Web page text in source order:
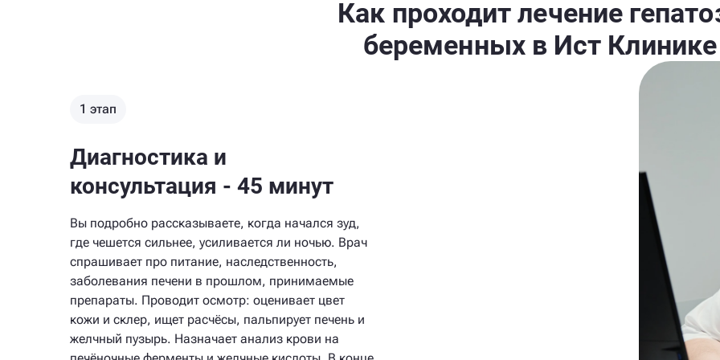
Как проходит лечение
беременных в Ист Клинике
1 этап
Диагностика и
консультация - 45 минут
Вы подробно рассказываете, когда начался зуд,
где чешется сильнее, усиливается ли ночью. Врач
спрашивает про питание, наследственность,
заболевания печени в прошлом, принимаемые
препараты. Проводит осмотр: оценивает цвет
кожи и склер, ищет расчёсы, пальпирует печень и
желчный пузырь. Назначает анализ крови на